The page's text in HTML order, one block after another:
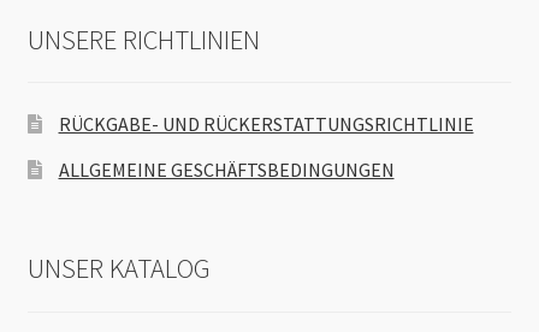
UNSERE RICHTLINIEN
RÜCKGABE- UND RÜCKERSTATTUNGSRICHTLINIE
ALLGEMEINE GESCHÄFTSBEDINGUNGEN
UNSER KATALOG